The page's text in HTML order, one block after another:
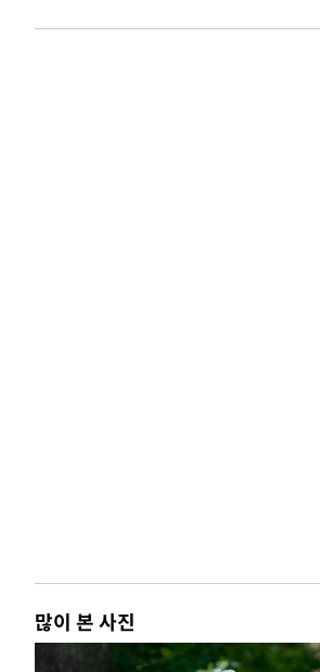
많이 본 사진